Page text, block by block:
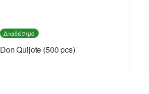
Διαθέσιμο
Don Quijote (500 pcs)